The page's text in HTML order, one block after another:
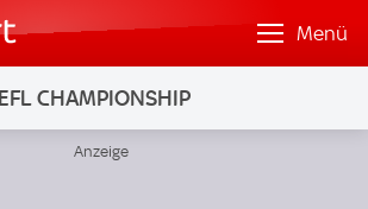
Menü
CHAMPIONSHIP